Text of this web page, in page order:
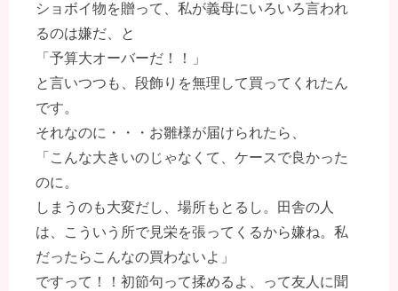
ショボイ物を贈って、私が義母にいろいろ言われ
るのは嫌だ、と
「予算大オーバーだ！！」
と言いつつも、段飾りを無理して買ってくれたん
です。
それなのに・・・お雛様が届けられたら、
「こんな大きいのじゃなくて、ケースで良かった
のに。
しまうのも大変だし、場所もとるし。田舎の人
は、こういう所で見栄を張ってくるから嫌ね。私
だったらこんなの買わないよ」
ですって！！初節句って揉めるよ、って友人に聞